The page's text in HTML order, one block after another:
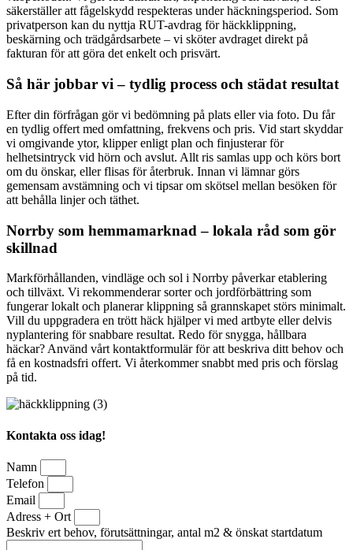
säkerställer att fågelskydd respekteras under häckningsperiod. Som
privatperson kan du nyttja RUT-avdrag för häckklippning,
beskärning och trädgårdsarbete – vi sköter avdraget direkt på
fakturan för att göra det enkelt och prisvärt.
Så här jobbar vi – tydlig process och städat resultat
Efter din förfrågan gör vi bedömning på plats eller via foto. Du får
en tydlig offert med omfattning, frekvens och pris. Vid start skyddar
vi omgivande ytor, klipper enligt plan och finjusterar för
helhetsintryck vid hörn och avslut. Allt ris samlas upp och körs bort
om du önskar, eller flisas för återbruk. Innan vi lämnar görs
gemensam avstämning och vi tipsar om skötsel mellan besöken för
att behålla linjer och täthet.
Norrby som hemmamarknad – lokala råd som gör
skillnad
Markförhållanden, vindläge och sol i Norrby påverkar etablering
och tillväxt. Vi rekommenderar sorter och jordförbättring som
fungerar lokalt och planerar klippning så grannskapet störs minimalt.
Vill du uppgradera en trött häck hjälper vi med artbyte eller delvis
nyplantering för snabbare resultat. Redo för snygga, hållbara
häckar? Använd vårt kontaktformulär för att beskriva ditt behov och
få en kostnadsfri offert. Vi återkommer snabbt med pris och förslag
på tid.
Kontakta oss idag!
Namn
Telefon
Email
Adress + Ort
Beskriv ert behov, förutsättningar, antal m2 & önskat startdatum